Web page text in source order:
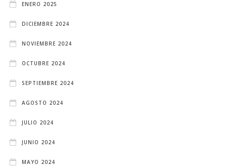
ENERO 2025
DICIEMBRE 2024
NOVIEMBRE 2024
OCTUBRE 2024
SEPTIEMBRE 2024
AGOSTO 2024
JULIO 2024
JUNIO 2024
MAYO 2024